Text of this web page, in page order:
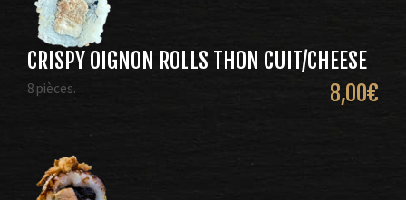
CRISPY OIGNON ROLLS THON CUIT/CHEESE
8,00€
8 pièces.